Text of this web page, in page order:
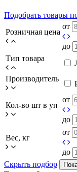
Подобрать товары
Розничная цена
от
до
Тип товара
Производитель
Кол-во шт в уп
от
до
Вес, кг
от
до
Скрыть подбор